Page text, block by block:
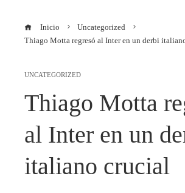
Inicio
Uncategorized
Thiago Motta regresó al Inter en un derbi
UNCATEGORIZED
Thiago Motta
al Inter en un
italiano crucial